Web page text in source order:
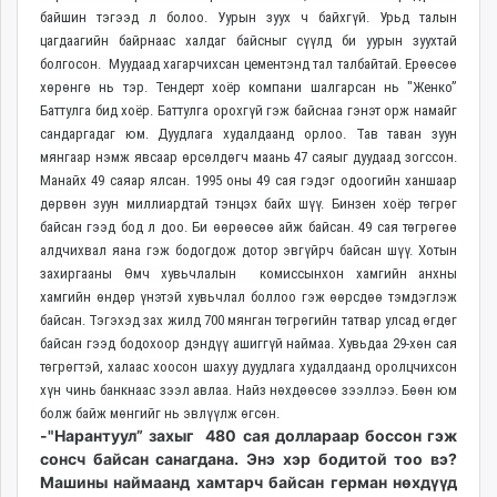
unuudur.mn
isee.mn
mglradio.com
fact.mn
itoim.mn
tumen.mn
shuum.mn
times.mn
mass.mn
unegui.mn
assa.mn
toim.mn
tac.mn
paparazzi.mn
unread.today
байшин тэгээд л болоо. Уурын зуух ч байхгүй. Урьд талын
цагдаагийн байрнаас халдаг байсныг сүүлд би уурын зуухтай
болгосон. Муудаад хагарчихсан цементэнд тал талбайтай. Ерөөсөө
хөрөнгө нь тэр. Тендерт хоёр компани шалгарсан нь "Женко”
Баттулга бид хоёр. Баттулга орохгүй гэж байснаа гэнэт орж намайг
сандаргадаг юм. Дуудлага худалдаанд орлоо. Тав таван зуун
мянгаар нэмж явсаар өрсөлдөгч маань 47 саяыг дуудаад зогссон.
Манайх 49 саяар ялсан. 1995 оны 49 сая гэдэг одоогийн ханшаар
дөрвөн зуун миллиардтай тэнцэх байх шүү. Бинзен хоёр төгрөг
байсан гээд бод л доо. Би өөрөөсөө айж байсан. 49 сая төгрөгөө
алдчихвал яана гэж бодогдож дотор эвгүйрч байсан шүү. Хотын
захиргааны Өмч хувьчлалын комиссынхон хамгийн анхны
хамгийн өндөр үнэтэй хувьчлал боллоо гэж өөрсдөө тэмдэглэж
байсан. Тэгэхэд зах жилд 700 мянган төгрөгийн татвар улсад өгдөг
байсан гээд бодохоор дэндүү ашиггүй наймаа. Хувьдаа 29-хөн сая
төгрөгтэй, халаас хоосон шахуу дуудлага худалдаанд оролцчихсон
хүн чинь банкнаас зээл авлаа. Найз нөхдөөсөө зээллээ. Бөөн юм
болж байж мөнгийг нь эвлүүлж өгсөн.
-"Нарантуул” захыг 480 сая доллараар боссон гэж
сонсч байсан санагдана. Энэ хэр бодитой тоо вэ?
Машины наймаанд хамтарч байсан герман нөхдүүд